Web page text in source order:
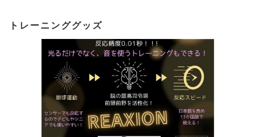
トレーニンググッズ